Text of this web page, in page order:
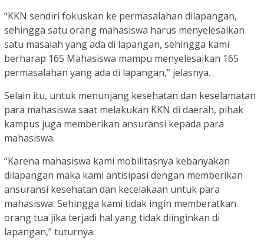
“KKN sendiri fokuskan ke permasalahan dilapangan,
sehingga satu orang mahasiswa harus menyelesaikan
satu masalah yang ada di lapangan, sehingga kami
berharap 165 Mahasiswa mampu menyelesaikan 165
permasalahan yang ada di lapangan,” jelasnya.
Selain itu, untuk menunjang kesehatan dan keselamatan
para mahasiswa saat melakukan KKN di daerah, pihak
kampus juga memberikan ansuransi kepada para
mahasiswa.
“Karena mahasiswa kami mobilitasnya kebanyakan
dilapangan maka kami antisipasi dengan memberikan
ansuransi kesehatan dan kecelakaan untuk para
mahasiswa. Sehingga kami tidak ingin memberatkan
orang tua jika terjadi hal yang tidak diinginkan di
lapangan,” tuturnya.